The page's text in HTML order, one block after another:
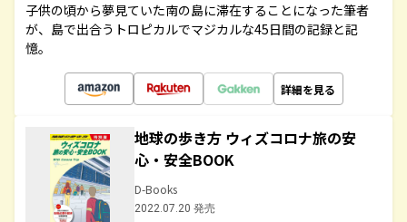
子供の頃から夢見ていた南の島に滞在することになった筆者
が、島で出合うトロピカルでマジカルな45日間の記録と記
憶。
詳細を見る
地球の歩き方 ウィズコロナ旅の安
心・安全BOOK
D-Books
2022.07.20 発売